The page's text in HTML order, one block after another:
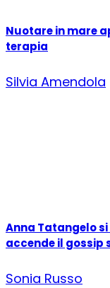
Nuotare in mare
terapia
Silvia Amendola
Anna Tatangelo si
accende il gossip
Sonia Russo